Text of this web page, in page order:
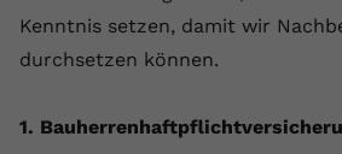
Kenntnis setzen, damit wir
durchsetzen können.
1.
Laufzeit 1 Jahr
Zweck
Dieser Wert
historische
Zweck
wiederzuerkennen
_gcl au
Anbieter Google Ads
Cookie-Informationen
Externe Inhalte
um Ihnen zusätzliche Informationen